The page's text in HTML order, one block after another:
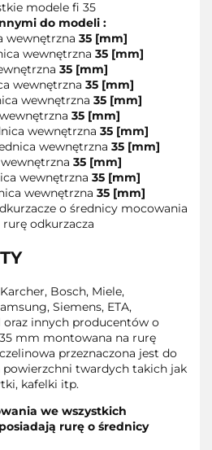
modele fi 35
do modeli :
wewnętrzna 35 [mm]
wewnętrzna 35 [mm]
35 [mm]
wewnętrzna 35 [mm]
wewnętrzna 35 [mm]
35 [mm]
wewnętrzna 35 [mm]
wewnętrzna 35 [mm]
35 [mm]
wewnętrzna 35 [mm]
wewnętrzna 35 [mm]
o średnicy mocowania
odkurzacza
Bosch, Miele,
Siemens, ETA,
oraz innych producentów o
mm montowana na rurę
przeznaczona jest do
twardych takich jak
kafelki itp.
we wszystkich
rurę o średnicy